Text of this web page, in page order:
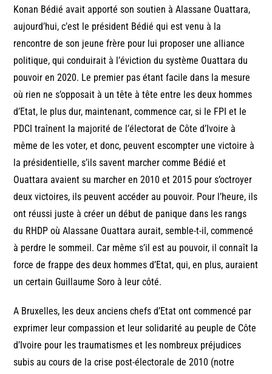
Konan Bédié avait apporté son soutien à Alassane Ouattara,
aujourd’hui, c’est le président Bédié qui est venu à la
rencontre de son jeune frère pour lui proposer une alliance
politique, qui conduirait à l’éviction du système Ouattara du
pouvoir en 2020. Le premier pas étant facile dans la mesure
où rien ne s’opposait à un tête à tête entre les deux hommes
d’Etat, le plus dur, maintenant, commence car, si le FPI et le
PDCI traînent la majorité de l’électorat de Côte d’Ivoire à
même de les voter, et donc, peuvent escompter une victoire à
la présidentielle, s’ils savent marcher comme Bédié et
Ouattara avaient su marcher en 2010 et 2015 pour s’octroyer
deux victoires, ils peuvent accéder au pouvoir. Pour l’heure, ils
ont réussi juste à créer un début de panique dans les rangs
du RHDP où Alassane Ouattara aurait, semble-t-il, commencé
à perdre le sommeil. Car même s’il est au pouvoir, il connaît la
force de frappe des deux hommes d’Etat, qui, en plus, auraient
un certain Guillaume Soro à leur côté.
A Bruxelles, les deux anciens chefs d’Etat ont commencé par
exprimer leur compassion et leur solidarité au peuple de Côte
d’Ivoire pour les traumatismes et les nombreux préjudices
subis au cours de la crise post-électorale de 2010 (notre